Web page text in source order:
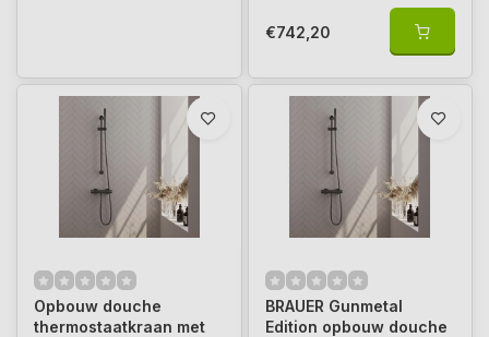
€742,20
Opbouw douche
thermostaatkraan met
BRAUER Gunmetal
Edition opbouw douche